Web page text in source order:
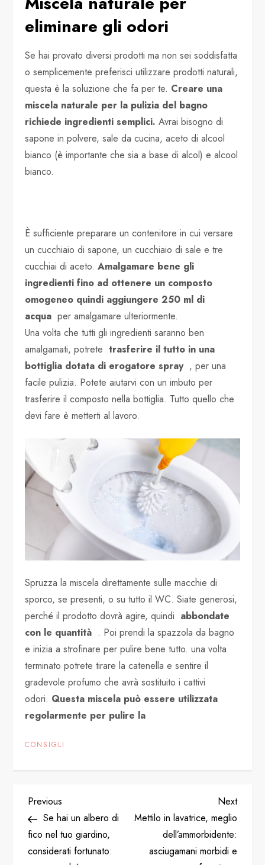
eliminare gli odori
Se hai provato diversi prodotti ma non sei soddisfatta
o semplicemente preferisci utilizzare prodotti naturali,
questa è la soluzione che fa per te. Creare una
miscela naturale per la pulizia del bagno
richiede ingredienti semplici.Avrai bisogno di
sapone in polvere, sale da cucina, aceto di alcool
bianco (è importante che sia a base di alcol) e alcool
bianco.
È sufficiente preparare un contenitore in cui versare
un cucchiaio di sapone, un cucchiaio di sale e tre
cucchiai di aceto.Amalgamare bene gli
ingredienti fino ad ottenere un composto
omogeneo quindi aggiungere 250 ml di
acqua per amalgamare ulteriormente.
Una volta che tutti gli ingredienti saranno ben
amalgamati, potretetrasferire il tutto in una
bottiglia dotata di erogatore spray, per una
facile pulizia. Potete aiutarvi con un imbuto per
trasferire il composto nella bottiglia. Tutto quello che
devi fare è metterti al lavoro.
Spruzza la miscela direttamente sulle macchie di
sporco, se presenti, o su tutto il WC. Siate generosi,
perché il prodotto dovrà agire, quindi abbondate
con le quantità . Poi prendi la spazzola da bagno
e inizia a strofinare per pulire bene tutto. una volta
terminato potrete tirare la catenella e sentire il
gradevole profumo che avrà sostituito i cattivi
odori. Questa miscela può essere utilizzata
regolarmente per pulire la
CONSIGLI
P
o
Previous
Post
Previous
Se hai un albero di
fico nel tuo giardino,
considerati fortunato:
Next
Post
Next
Mettilo in lavatrice, meglio
dell’ammorbidente:
asciugamani morbidi e